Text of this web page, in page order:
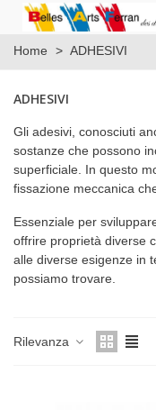
Home > ADHESIVI
ADHESIVI
Gli adesivi, conosciuti
sostanze che possono
superficiale. In questo
fissazione meccanica
Essenziale per
offrire proprietà diverse
alle diverse esigenze in
possiamo trovare.
Rilevanza